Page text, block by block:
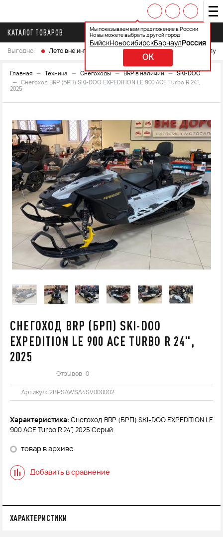
Мы показываем вам предложение в России
Но вы можете выбрать другой город:
БийскНовосибирскБарнаул Россия
OK
КАТАЛОГ ТОВАРОВ
Выгодно: Лето вне интренета Выберите свой мотоцикл и
Главная Техника Снегоходы BRP в наличии
SKI-DOO
Снегоход BRP (БРП) SKI-DOO EXPEDITION LE 900 ACE Turbo R 24",
2025
СНЕГОХОД BRP (БРП) SKI-DOO
EXPEDITION LE 900 ACE TURBO R 24",
2025
Отзывов: 0
Артикул: 2BPSAWSA4SV000002
Характеристика: Снегоход BRP (БРП) SKI-DOO EXPEDITION LE
900 ACE Turbo R 24", 2025 Серый
товар в архиве
Добавить в сравнение
ХАРАКТЕРИСТИКИ